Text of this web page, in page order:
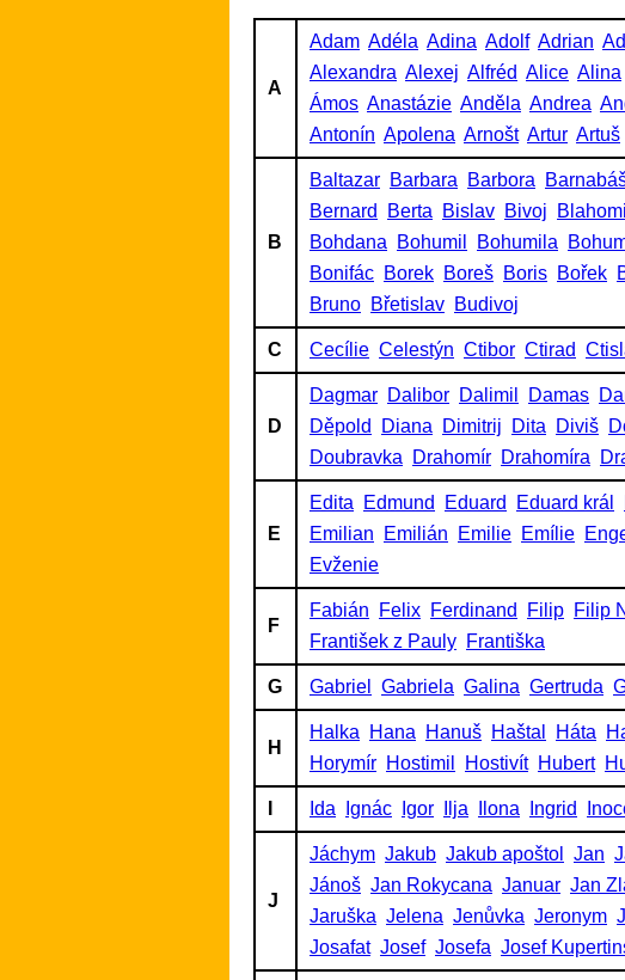
A
Adam Adéla Adina Adolf Adrian
Alexandra Alexej Alfréd Alice Alina
Ámos Anastázie Anděla Andrea
Antonín Apolena Arnošt Artur Artuš
B
Baltazar Barbara Barbora
Bernard
Berta Bislav Bivoj Blahomil
Bohdana
Bohumil Bohumila
Bonifác Borek Boreš Boris Bořek
Bruno Břetislav Budivoj
C Cecílie Celestýn Ctibor Ctirad
D
Dagmar Dalibor Dalimil Damas
Děpold
Diana Dimitrij Dita Diviš
Doubravka
Drahomír Drahomíra
E
Edita Edmund Eduard Eduard král
Emilian
Emilián Emilie Emílie
Evženie
F
Fabián Felix Ferdinand Filip Filip
František z Pauly Františka
G Gabriel Gabriela Galina Gertruda
H
Halka Hana Hanuš Haštal Háta
Horymír Hostimil Hostivít Hubert
Ida Ignác Igor Ilja Ilona Ingrid
J
Jáchym Jakub Jakub apoštol Jan
Jánoš Jan Rokycana Januar Jan
Jaruška Jelena Jenůvka Jeronym
Josafat Josef Josefa Josef